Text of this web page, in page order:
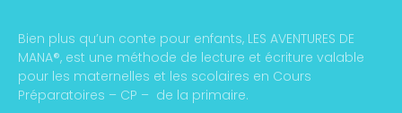
Bien plus qu’un conte pour enfants, LES AVENTURES DE
MANA®, est une méthode de lecture et écriture valable
pour les maternelles et les scolaires en Cours
Préparatoires – CP – de la primaire.